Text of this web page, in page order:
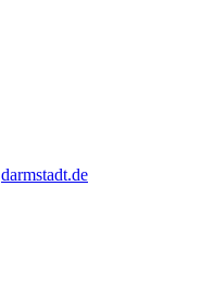
darmstadt.de